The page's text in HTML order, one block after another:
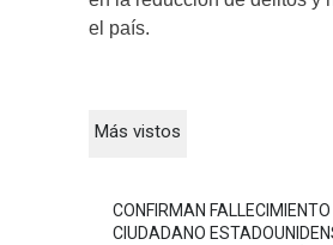
el país.
Más vistos
CONFIRMAN FALLECIMIENTO
CIUDADANO